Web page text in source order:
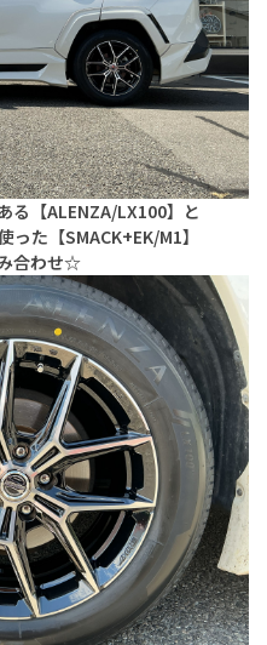
る【ALENZA/LX100】と
た【SMACK+EK/M1】
合わせ☆